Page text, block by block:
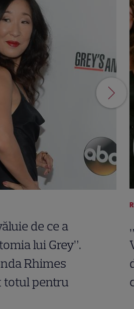
de ce a
lui Grey”.
Rhimes
totul pentru